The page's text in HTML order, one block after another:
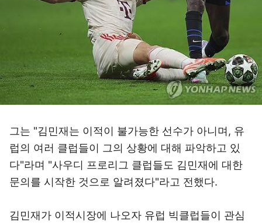
그는 "김민재는 이적이 불가능한 선수가 아니며, 유
럽의 여러 클럽들이 그의 상황에 대해 파악하고 있
다"라며 "사우디 프로리그 클럽들도 김민재에 대한
문의를 시작한 것으로 알려졌다"라고 전했다.
김민재가 이적시장에 나오자 유럽 빅클럽들이 관심